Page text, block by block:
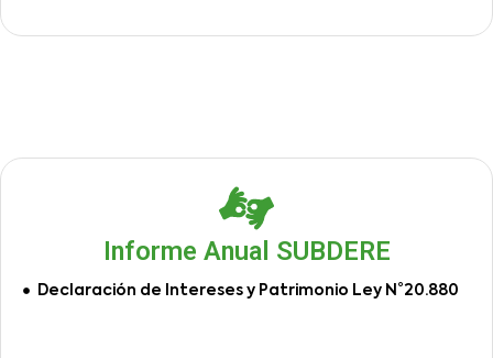
Informe Anual SUBDERE
Declaración de Intereses y Patrimonio Ley N°20.880